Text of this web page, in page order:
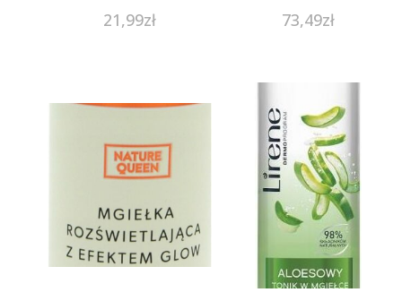
50 ml
21,99zł 73,49zł